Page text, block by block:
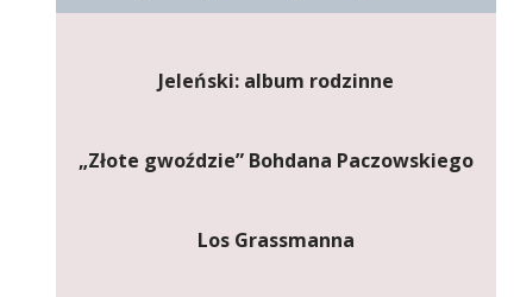
Jeleński: album rodzinne
„Złote gwoździe” Bohdana Paczowskiego
Los Grassmanna